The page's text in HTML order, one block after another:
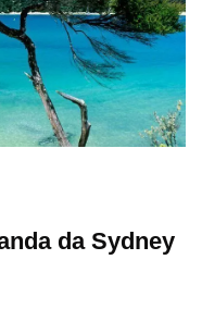
da Sydney